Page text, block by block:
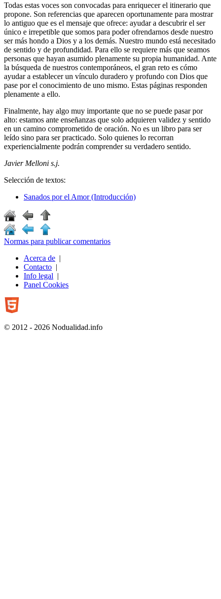
Todas estas voces son convocadas para enriquecer el itinerario que
propone. Son referencias que aparecen oportunamente para mostrar
lo antiguo que es el mensaje que ofrece: ayudar a descubrir el ser
único e irrepetible que somos para poder ofrendarnos desde nuestro
ser más hondo a Dios y a los demás. Nuestro mundo está necesitado
de sentido y de profundidad. Para ello se requiere más que seamos
personas que hayan asumido plenamente su propia humanidad. Ante
la búsqueda de nuestros contemporáneos, el gran reto es cómo
ayudar a establecer un vínculo duradero y profundo con Dios que
pase por el conocimiento de uno mismo. Estas páginas responden
plenamente a ello.
Finalmente, hay algo muy importante que no se puede pasar por
alto: estamos ante enseñanzas que solo adquieren validez y sentido
en un camino comprometido de oración. No es un libro para ser
leído sino para ser practicado. Solo quienes lo recorran
experiencialmente podrán comprender su verdadero sentido.
Javier Melloni s.j.
Selección de textos:
Sanados por el Amor (Introducción)
Normas para publicar comentarios
Acerca de |
Contacto |
Info legal |
Panel Cookies
© 2012 - 2026 Nodualidad.info